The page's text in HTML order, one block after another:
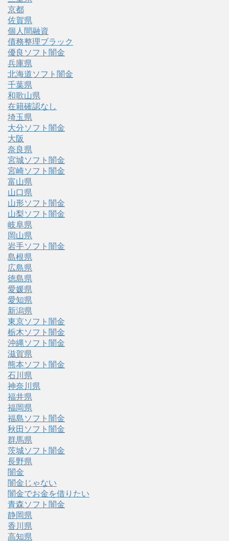
京都
佐賀県
個人間融資
債務整理ブラック
優良ソフト闇金
兵庫県
北海道ソフト闇金
千葉県
和歌山県
在籍確認なし
埼玉県
大分ソフト闇金
大阪
奈良県
宮城ソフト闇金
宮崎ソフト闇金
富山県
山口県
山形ソフト闇金
山梨ソフト闇金
岐阜県
岡山県
岩手ソフト闇金
島根県
広島県
徳島県
愛媛県
愛知県
新潟県
東京ソフト闇金
栃木ソフト闇金
沖縄ソフト闇金
滋賀県
熊本ソフト闇金
石川県
神奈川県
福井県
福岡県
福島ソフト闇金
秋田ソフト闇金
群馬県
茨城ソフト闇金
長野県
闇金
闇金じゃない
闇金でお金を借りたい
青森ソフト闇金
静岡県
香川県
高知県